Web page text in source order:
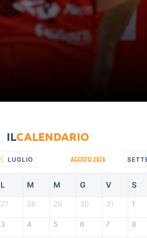
ILCALENDARIO
LUGLIO AGOSTO 2026
L M M G V S
27 28 29 30 31 1
3 4 5 6 7 8